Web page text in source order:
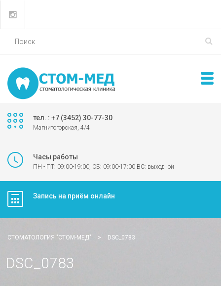
тел. : +7 (3452) 30-77-30
Магнитогорская, 4/4
Часы работы
ПН - ПТ: 09:00-19:00, СБ: 09:00-17:00 ВС: выходной
Запись на приём онлайн
СТОМАТОЛОГИЯ "СТОМ-МЕД" > DSC_0783
DSC_0783